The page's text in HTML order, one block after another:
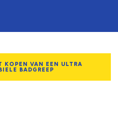
KOPEN VAN EEN ULTRA
BADGREEP